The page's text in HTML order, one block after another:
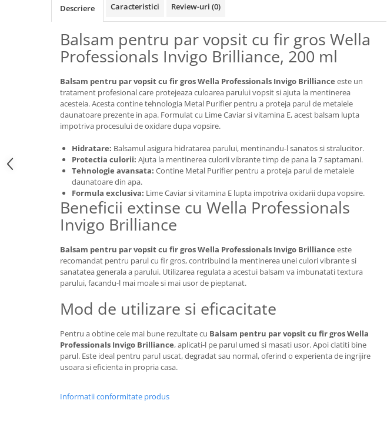
Descriere Caracteristici Review-uri (0)
Balsam pentru par vopsit cu fir gros Wella
Professionals Invigo Brilliance, 200 ml
Balsam pentru par vopsit cu fir gros Wella Professionals Invigo Brilliance este un
tratament profesional care protejeaza culoarea parului vopsit si ajuta la mentinerea
acesteia. Acesta contine tehnologia Metal Purifier pentru a proteja parul de metalele
daunatoare prezente in apa. Formulat cu Lime Caviar si vitamina E, acest balsam lupta
impotriva procesului de oxidare dupa vopsire.
Hidratare: Balsamul asigura hidratarea parului, mentinandu-l sanatos si stralucitor.
Protectia culorii: Ajuta la mentinerea culorii vibrante timp de pana la 7 saptamani.
Tehnologie avansata: Contine Metal Purifier pentru a proteja parul de metalele
daunatoare din apa.
Formula exclusiva: Lime Caviar si vitamina E lupta impotriva oxidarii dupa vopsire.
Beneficii extinse cu Wella Professionals
Invigo Brilliance
Balsam pentru par vopsit cu fir gros Wella Professionals Invigo Brilliance este
recomandat pentru parul cu fir gros, contribuind la mentinerea unei culori vibrante si
sanatatea generala a parului. Utilizarea regulata a acestui balsam va imbunatati textura
parului, facandu-l mai moale si mai usor de pieptanat.
Mod de utilizare si eficacitate
Pentru a obtine cele mai bune rezultate cu Balsam pentru par vopsit cu fir gros Wella
Professionals Invigo Brilliance, aplicati-l pe parul umed si masati usor. Apoi clatiti bine
parul. Este ideal pentru parul uscat, degradat sau normal, oferind o experienta de ingrijire
usoara si eficienta in propria casa.
Informatii conformitate produs